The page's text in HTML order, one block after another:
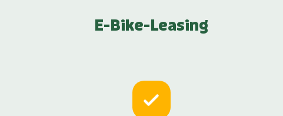
E-Bike-Leasing